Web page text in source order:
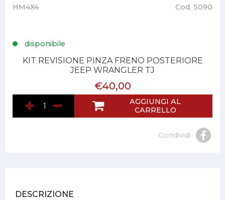
HM4X4 Cod. 5090
disponibile
KIT REVISIONE PINZA FRENO POSTERIORE
JEEP WRANGLER TJ
€40,00
AGGIUNGI AL
CARRELLO
Condividi
DESCRIZIONE